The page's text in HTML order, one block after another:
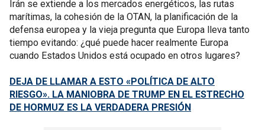
Irán se extiende a los mercados energéticos, las rutas
marítimas, la cohesión de la OTAN, la planificación de la
defensa europea y la vieja pregunta que Europa lleva tanto
tiempo evitando: ¿qué puede hacer realmente Europa
cuando Estados Unidos está ocupado en otros lugares?
DEJA DE LLAMAR A ESTO «POLÍTICA DE ALTO
RIESGO». LA MANIOBRA DE TRUMP EN EL ESTRECHO
DE HORMUZ ES LA VERDADERA PRESIÓN